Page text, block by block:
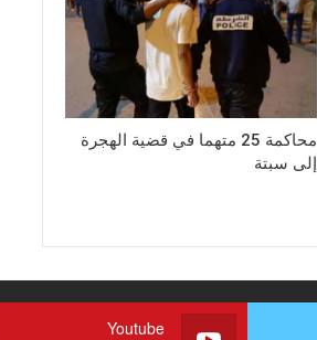
محاكمة 25 متهما في قضية الهجرة
إلى سبتة
Youtube